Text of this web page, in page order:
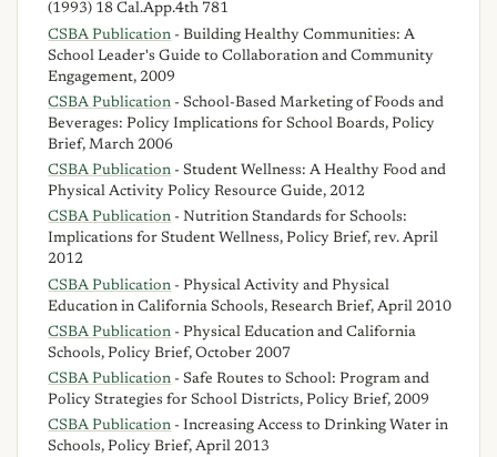
(1993) 18 Cal.App.4th 781
CSBA Publication - Building Healthy Communities: A
School Leader's Guide to Collaboration and Community
Engagement, 2009
CSBA Publication - School-Based Marketing of Foods and
Beverages: Policy Implications for School Boards, Policy
Brief, March 2006
CSBA Publication - Student Wellness: A Healthy Food and
Physical Activity Policy Resource Guide, 2012
CSBA Publication - Nutrition Standards for Schools:
Implications for Student Wellness, Policy Brief, rev. April
2012
CSBA Publication - Physical Activity and Physical
Education in California Schools, Research Brief, April 2010
CSBA Publication - Physical Education and California
Schools, Policy Brief, October 2007
CSBA Publication - Safe Routes to School: Program and
Policy Strategies for School Districts, Policy Brief, 2009
CSBA Publication - Increasing Access to Drinking Water in
Schools, Policy Brief, April 2013